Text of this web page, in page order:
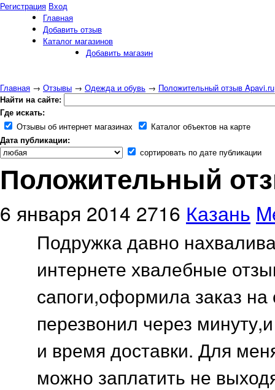
Регистрация Вход
Главная
Добавить отзыв
Каталог магазинов
Добавить магазин
Главная → Отзывы → Одежда и обувь → Положительный отзыв Apavi.ru
Найти на сайте:
Где искать:
Отзывы об интернет магазинах
Каталог объектов на карте
Дата публикации:
сортировать по дате публикации
Положительный
6 января 2014 2716 Казань
Подружка давно
интернете хвалебные
сапоги,оформила заказ
перезвонил через
и время доставки. Для
можно заплатить не